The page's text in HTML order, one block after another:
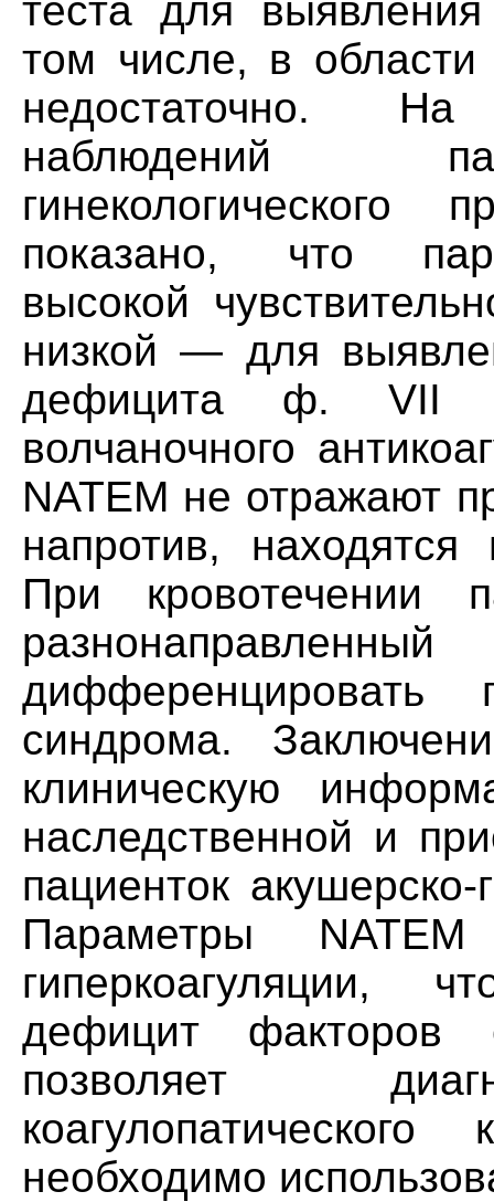
теста для
том числе, в области
недостаточно.
наблюдений
гинекологического
показано, что
высокой
низкой — для
дефицита ф. VII
волчаночного
NATEM не отражают
напротив, находятся
При кровотечении
дифференцировать
синдрома.
клиническую
наследственной и
пациенток акушерско-
Параметры NATEM
гиперкоагуляции,
дефицит факторов
позволяет
необходимо